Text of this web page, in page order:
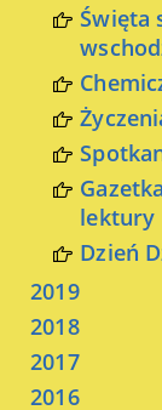
Święta
lektury
Dzień
2019
2018
2017
2016